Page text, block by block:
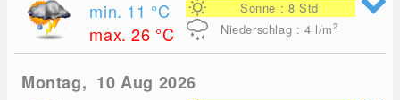
min. 11 °C
max. 26 °C
Sonne : 8 Std
Niederschlag : 4 l/m2
Montag, 10 Aug 2026